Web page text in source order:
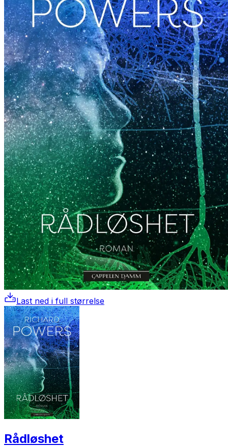
Last ned i full størrelse
Rådløshet